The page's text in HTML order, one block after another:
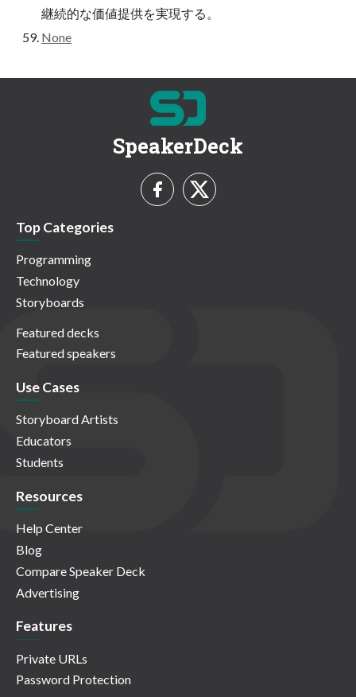
継続的な価値提供を実現する。
None
SpeakerDeck
Top Categories
Programming
Technology
Storyboards
Featured decks
Featured speakers
Use Cases
Storyboard Artists
Educators
Students
Resources
Help Center
Blog
Compare Speaker Deck
Advertising
Features
Private URLs
Password Protection